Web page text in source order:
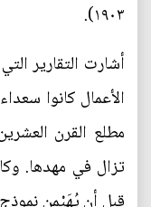
١٩٠٣).
أشارت التقارير
الأعمال كانوا
مطلع القرن
تزال في مهدها.